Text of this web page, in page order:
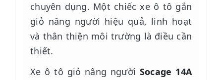
chuyên dụng. Một chiếc xe ô tô gắn
giỏ nâng người hiệu quả, linh hoạt
và thân thiện môi trường là điều cần
thiết.
Xe ô tô giỏ nâng người Socage 14A